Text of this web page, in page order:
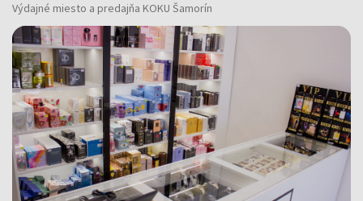
Výdajné miesto a predajňa KOKU Šamorín